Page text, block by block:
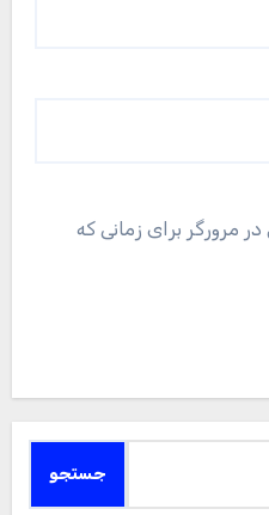
مرورگر برای زمانی که